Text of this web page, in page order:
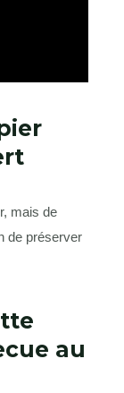
mais de
de préserver
au